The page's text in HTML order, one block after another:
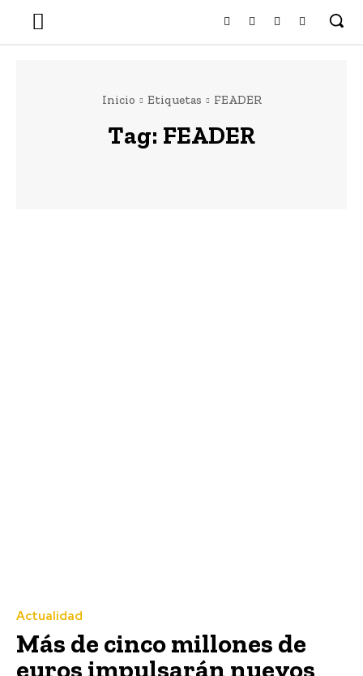
Inicio Etiquetas FEADER
Tag: FEADER
Actualidad
Más de cinco millones de
euros impulsarán nuevos